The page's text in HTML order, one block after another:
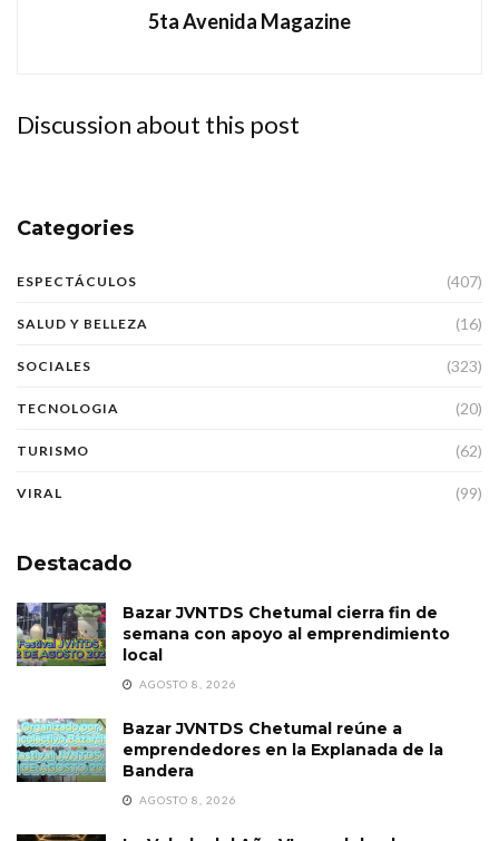
5ta Avenida Magazine
Discussion about this post
Categories
ESPECTÁCULOS (407)
SALUD Y BELLEZA (16)
SOCIALES (323)
TECNOLOGIA (20)
TURISMO (62)
VIRAL (99)
Destacado
Bazar JVNTDS Chetumal cierra fin de
semana con apoyo al emprendimiento
local
AGOSTO 8, 2026
Bazar JVNTDS Chetumal reúne a
emprendedores en la Explanada de la
Bandera
AGOSTO 8, 2026